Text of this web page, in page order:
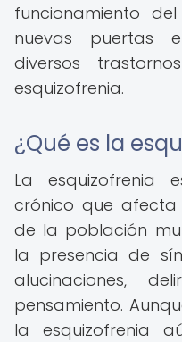
funcionamiento
nuevas puertas
diversos
esquizofrenia.
¿Qué es la
La esquizofrenia
crónico que afecta
de la población
la presencia de
alucinaciones,
pensamiento.
la esquizofrenia